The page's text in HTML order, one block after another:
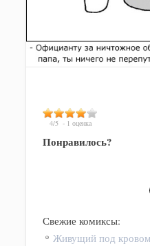
4/5- 1 оценка
Понравилось?
Свежие комиксы:
Живущий под